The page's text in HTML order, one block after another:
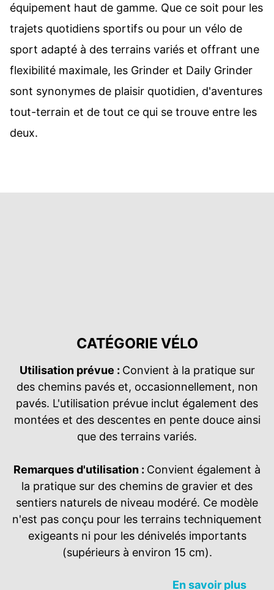
équipement haut de gamme. Que ce soit pour les
trajets quotidiens sportifs ou pour un vélo de
sport adapté à des terrains variés et offrant une
flexibilité maximale, les Grinder et Daily Grinder
sont synonymes de plaisir quotidien, d'aventures
tout-terrain et de tout ce qui se trouve entre les
deux.
CATÉGORIE VÉLO
Utilisation prévue : Convient à la pratique sur
des chemins pavés et, occasionnellement, non
pavés. L'utilisation prévue inclut également des
montées et des descentes en pente douce ainsi
que des terrains variés.
Remarques d'utilisation : Convient également à
la pratique sur des chemins de gravier et des
sentiers naturels de niveau modéré. Ce modèle
n'est pas conçu pour les terrains techniquement
exigeants ni pour les dénivelés importants
(supérieurs à environ 15 cm).​
En savoir plus